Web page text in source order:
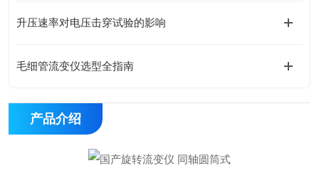
升压速率对电压击穿试验的影响
毛细管流变仪选型全指南
产品介绍